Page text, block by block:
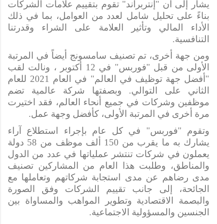
التنافسية.
مرة أخرى في المرتبة الأولى، كأفضل وجهة عمل.
الجنسين والمسؤولية الاجتماعية.